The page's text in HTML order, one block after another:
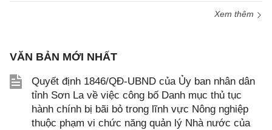
Xem thêm
VĂN BẢN MỚI NHẤT
Quyết định 1846/QĐ-UBND của Ủy ban nhân dân
tỉnh Sơn La về việc công bố Danh mục thủ tục
hành chính bị bãi bỏ trong lĩnh vực Nông nghiệp
thuộc phạm vi chức năng quản lý Nhà nước của